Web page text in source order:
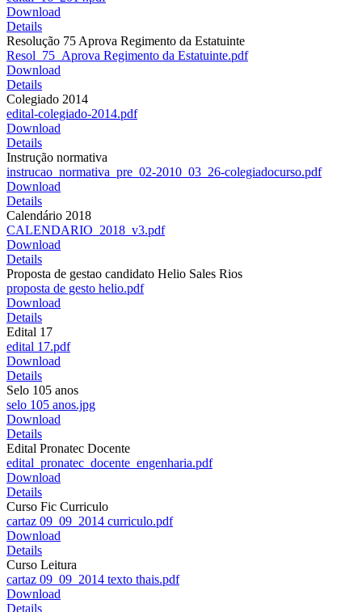
Download
Details
Resolução 75 Aprova Regimento da Estatuinte
Resol_75_Aprova Regimento da Estatuinte.pdf
Download
Details
Colegiado 2014
edital-colegiado-2014.pdf
Download
Details
Instrução normativa
instrucao_normativa_pre_02-2010_03_26-colegiadocurso.pdf
Download
Details
Calendário 2018
CALENDARIO_2018_v3.pdf
Download
Details
Proposta de gestao candidato Helio Sales Rios
proposta de gesto helio.pdf
Download
Details
Edital 17
edital 17.pdf
Download
Details
Selo 105 anos
selo 105 anos.jpg
Download
Details
Edital Pronatec Docente
edital_pronatec_docente_engenharia.pdf
Download
Details
Curso Fic Curriculo
cartaz 09_09_2014 curriculo.pdf
Download
Details
Curso Leitura
cartaz 09_09_2014 texto thais.pdf
Download
Details